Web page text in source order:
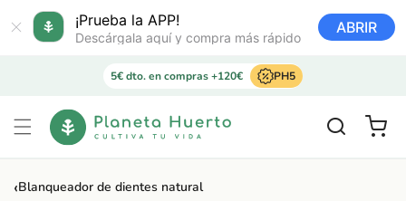
¡Prueba la APP!
Descárgala aquí y compra más rápido
ABRIR
directamente
al contenido
5€ dto. en compras +120€ PH5
Carrito
‹Blanqueador de dientes natural